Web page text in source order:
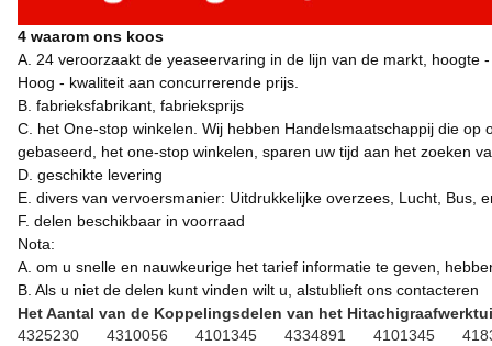
4 waarom ons koos
A. 24 veroorzaakt de yeaseervaring in de lijn van de markt, hoogte
Hoog - kwaliteit aan concurrerende prijs.
B. fabrieksfabrikant, fabrieksprijs
C. het One-stop winkelen. Wij hebben Handelsmaatschappij die
gebaseerd, het one-stop winkelen, sparen uw tijd aan het zoeken
D. geschikte levering
E. divers van vervoersmanier: Uitdrukkelijke overzees, Lucht, Bus,
F. delen beschikbaar in voorraad
Nota:
A. om u snelle en nauwkeurige het tarief informatie te geven,
B. Als u niet de delen kunt vinden wilt u, alstublieft ons contacteren
Het Aantal van de Koppelingsdelen van het
4325230
4310056 4101345 4334891 4101345